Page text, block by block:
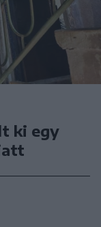
ki egy